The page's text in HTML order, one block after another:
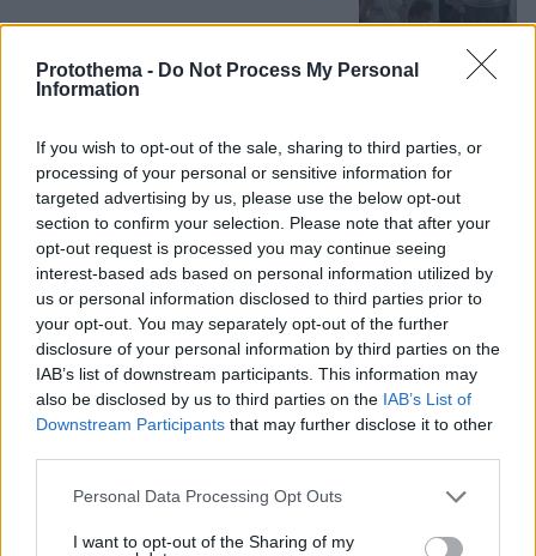
Protothema - Do Not Process My Personal
Information
If you wish to opt-out of the sale, sharing to third parties, or
processing of your personal or sensitive information for
targeted advertising by us, please use the below opt-out
section to confirm your selection. Please note that after your
opt-out request is processed you may continue seeing
interest-based ads based on personal information utilized by
us or personal information disclosed to third parties prior to
your opt-out. You may separately opt-out of the further
disclosure of your personal information by third parties on the
IAB’s list of downstream participants. This information may
also be disclosed by us to third parties on the IAB’s List of
Downstream Participants that may further disclose it to other
Please note that this website/app uses one or more Google
not limited to your visit or usage behaviour. You may click to
Personal Data Processing Opt Outs
I want to opt-out of the Sharing of my
μπουκάλια στη Λέσβο - A Promise to
Animals: «Όταν η κριτική σε ένα έθιμο
θεωρείται επίθεση σε έναν τόπο»
09.08.2026, 11:37 77
Νεαρός Παλαιστίνιος κλείδωσε
ανήλικη στο σπίτι του στα Χανιά, την
έσωσαν οι φωνές της
09.08.2026, 10:38 107